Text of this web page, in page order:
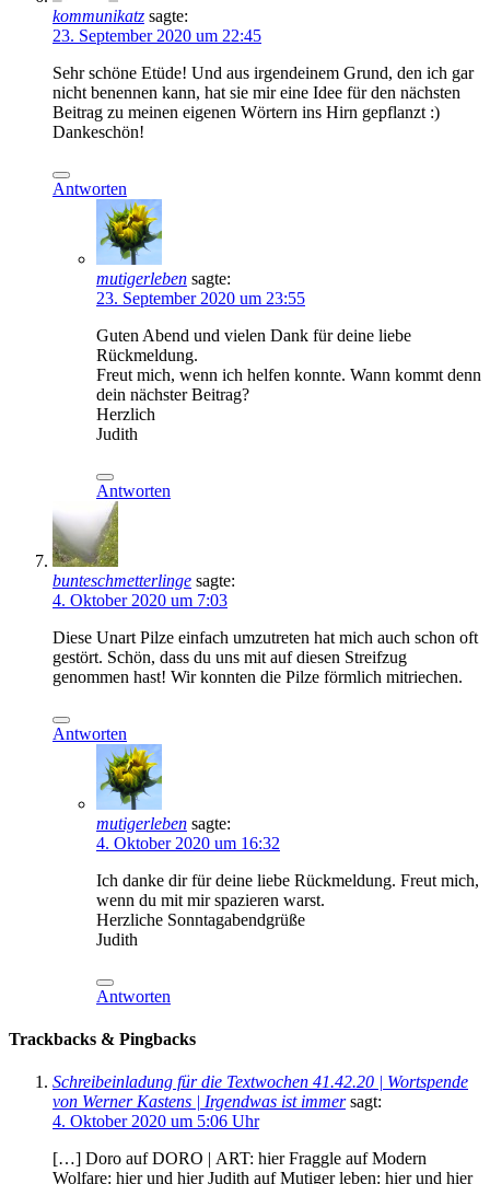
kommunikatz sagte:
23. September 2020 um 22:45
Sehr schöne Etüde! Und aus irgendeinem Grund, den ich gar
nicht benennen kann, hat sie mir eine Idee für den nächsten
Beitrag zu meinen eigenen Wörtern ins Hirn gepflanzt :)
Dankeschön!
Antworten
mutigerleben sagte:
23. September 2020 um 23:55
Guten Abend und vielen Dank für deine liebe
Rückmeldung.
Freut mich, wenn ich helfen konnte. Wann kommt denn
dein nächster Beitrag?
Herzlich
Judith
Antworten
bunteschmetterlinge sagte:
4. Oktober 2020 um 7:03
Diese Unart Pilze einfach umzutreten hat mich auch schon oft
gestört. Schön, dass du uns mit auf diesen Streifzug
genommen hast! Wir konnten die Pilze förmlich mitriechen.
Antworten
mutigerleben sagte:
4. Oktober 2020 um 16:32
Ich danke dir für deine liebe Rückmeldung. Freut mich,
wenn du mit mir spazieren warst.
Herzliche Sonntagabendgrüße
Judith
Antworten
Trackbacks & Pingbacks
Schreibeinladung für die Textwochen 41.42.20 | Wortspende
von Werner Kastens | Irgendwas ist immer sagt:
4. Oktober 2020 um 5:06 Uhr
[…] Doro auf DORO | ART: hier Fraggle auf Modern
Wolfare: hier und hier Judith auf Mutiger leben: hier und hier